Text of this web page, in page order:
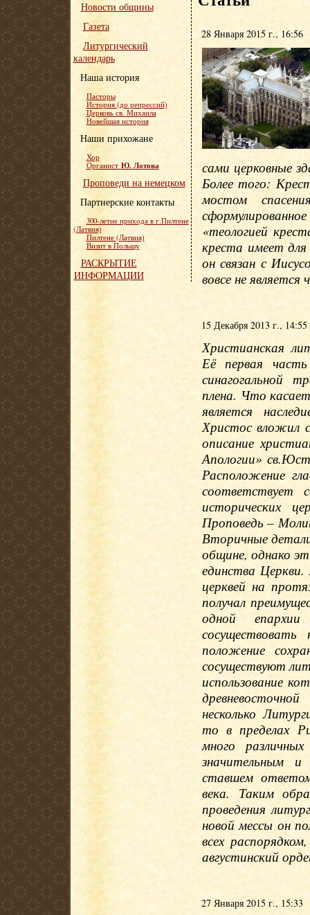
28 Января 2015 г., 16:56
сами церковные
Более того:
мостом
«теологией
креста имеет
он связан с
вовсе не
15 Декабря 2013 г., 14:55
Христианская
Её первая
синагогальной
плена. Что
является
Христос вложил
описание
Апологии»
Расположение
соответствует
исторических
Проповедь –
Вторичные
общине, однако
единства
церквей на
получал
одной
сосуществовать
положение
сосуществуют
использование
несколько
то в пределах
много
значительным и
ставшем
века. Таким
проведения
новой мессы он
всех
августинский
27 Января 2015 г., 15:33
Новости общины
Газета
Литургический
календарь
Наша история
Пасторы
История (до репрессий)
Церковь св. Михаила
Новейшая история
Наши прихожане
Хор
Органист Ю. Лотова
Проповеди на немецком
Партнерские контакты
300-летие прихода в г.Пилтене
(Латвия)
Пилтене (Латвия)
Визит в Польшу
РАСКРЫТИЕ
ИНФОРМАЦИИ